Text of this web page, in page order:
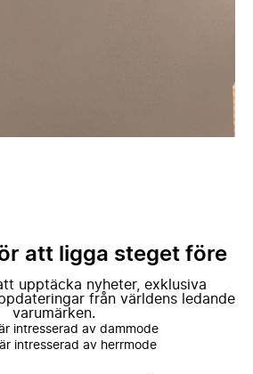
att ligga steget före
upptäcka nyheter, exklusiva
från världens ledande
varumärken.
intresserad av dammode
intresserad av herrmode